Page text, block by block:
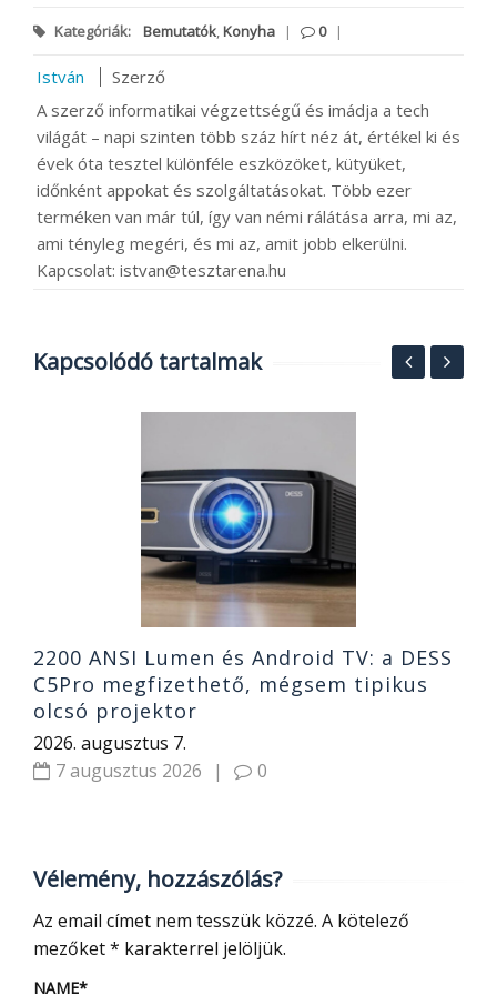
Kategóriák: Bemutatók,Konyha | 0 |
István
Szerző
A szerző informatikai végzettségű és imádja a tech
világát – napi szinten több száz hírt néz át, értékel ki és
évek óta tesztel különféle eszközöket, kütyüket,
időnként appokat és szolgáltatásokat. Több ezer
terméken van már túl, így van némi rálátása arra, mi az,
ami tényleg megéri, és mi az, amit jobb elkerülni.
Kapcsolat: istvan@tesztarena.hu
Kapcsolódó tartalmak
2200 ANSI Lumen és Android TV: a DESS
C5Pro megfizethető, mégsem tipikus
olcsó projektor
2026. augusztus 7.
7 augusztus 2026
| 0
Vélemény, hozzászólás?
Az email címet nem tesszük közzé. A kötelező
mezőket* karakterrel jelöljük.
NAME*